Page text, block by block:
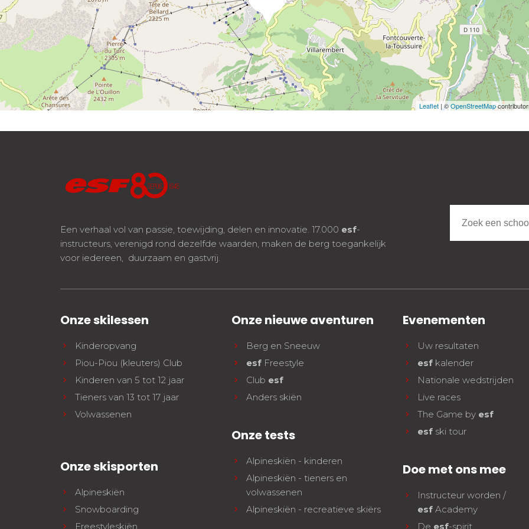
Leaflet | ©OpenStreetMap
Een verhaal vol van passie, toewijding, delen en innovatie. 17.000 esf-
instructeurs, verenigd rond dezelfde waarden, maken de berg toegankelijk
voor iedereen, duurzaam en gastvrij.
Onze skilessen
Kinderopvang
Piou-Piou (kleuters) Club
Kinderen van 5 tot 12 jaar
Tieners van 13 tot 17 jaar
Volwassenen
Onze skisporten
Alpineskiën
Snowboarding
Freestyleskiën
Onze nieuwe aventuren
Berg en Sneeuw
esf Freestyle
Club esf
Anders skiën
Onze tests
Alpineskiën - kinderen
Alpineskiën - tieners en
volwassenen
Alpineskiën - recreatieve skiërs
Evenementen
Uw resultaten
esf kalender
Nationale wedstrijden
Live races
The Game by esf
esf ski tour
Doe met ons mee
Instructeur worden /
esf Academy
De esf-spirit